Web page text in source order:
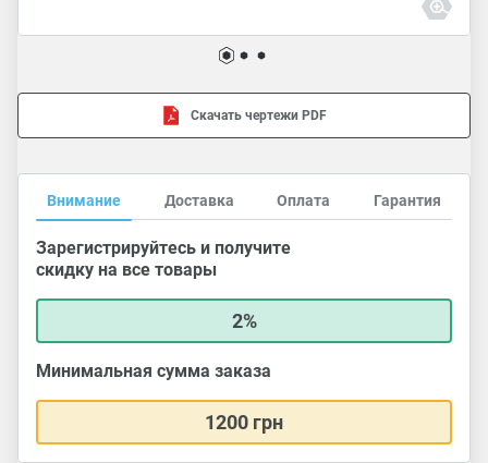
Скачать чертежи PDF
Внимание Доставка Оплата Гарантия
Зарегистрируйтесь и получите
скидку на все товары
2%
Минимальная сумма заказа
1200 грн